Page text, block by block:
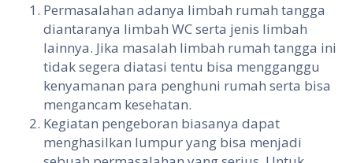
Permasalahan adanya limbah rumah tangga
diantaranya limbah WC serta jenis limbah
lainnya. Jika masalah limbah rumah tangga ini
tidak segera diatasi tentu bisa mengganggu
kenyamanan para penghuni rumah serta bisa
mengancam kesehatan.
Kegiatan pengeboran biasanya dapat
menghasilkan lumpur yang bisa menjadi